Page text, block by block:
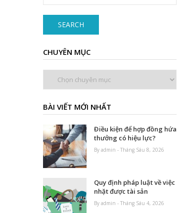
SEARCH
CHUYÊN MỤC
BÀI VIẾT MỚI NHẤT
Điều kiện để hợp đồng hứa
thưởng có hiệu lực?
By admin - Tháng Sáu 8, 2026
Quy định pháp luật về việc
nhặt được tài sản
By admin - Tháng Sáu 4, 2026